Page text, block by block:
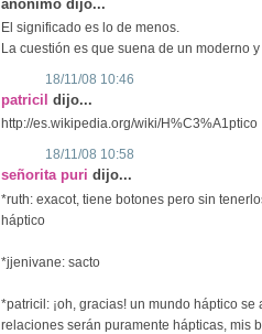
anónimo dijo...
El significado es lo de menos.
La cuestión es que suena de un moderno
18/11/08 10:46
patricil dijo...
http://es.wikipedia.org/wiki/H%C3%A1ptico
18/11/08 10:58
señorita puri dijo...
*ruth: exacot, tiene botones pero sin
háptico
*jjenivane: sacto
*patricil: ¡oh, gracias! un mundo háptico
relaciones serán puramente hápticas, mis